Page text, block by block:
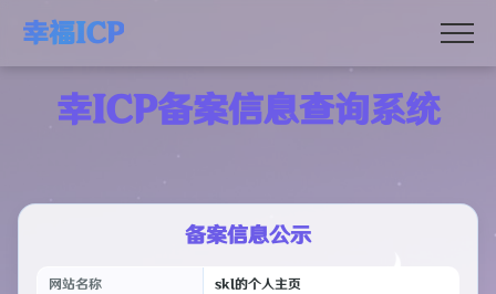
幸福ICP
幸ICP备案信息查询系统
备案信息公示
网站名称 skl的个人主页